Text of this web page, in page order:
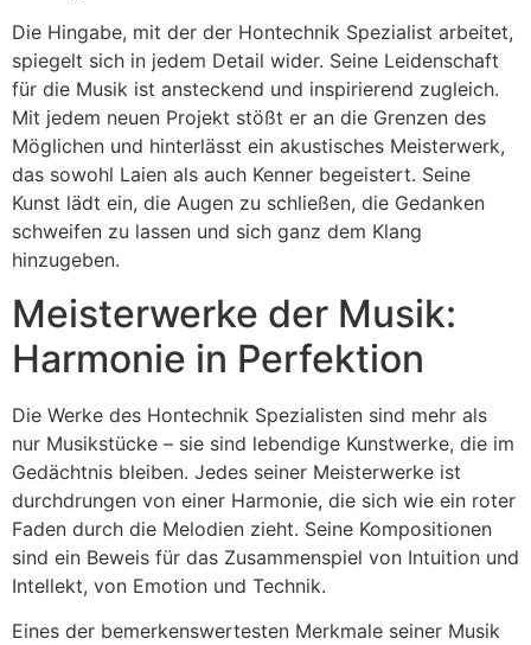
Die Hingabe, mit der der Hontechnik Spezialist arbeitet,
spiegelt sich in jedem Detail wider. Seine Leidenschaft
für die Musik ist ansteckend und inspirierend zugleich.
Mit jedem neuen Projekt stößt er an die Grenzen des
Möglichen und hinterlässt ein akustisches Meisterwerk,
das sowohl Laien als auch Kenner begeistert. Seine
Kunst lädt ein, die Augen zu schließen, die Gedanken
schweifen zu lassen und sich ganz dem Klang
hinzugeben.
Meisterwerke der Musik:
Harmonie in Perfektion
Die Werke des Hontechnik Spezialisten sind mehr als
nur Musikstücke – sie sind lebendige Kunstwerke, die im
Gedächtnis bleiben. Jedes seiner Meisterwerke ist
durchdrungen von einer Harmonie, die sich wie ein roter
Faden durch die Melodien zieht. Seine Kompositionen
sind ein Beweis für das Zusammenspiel von Intuition und
Intellekt, von Emotion und Technik.
Eines der bemerkenswertesten Merkmale seiner Musik